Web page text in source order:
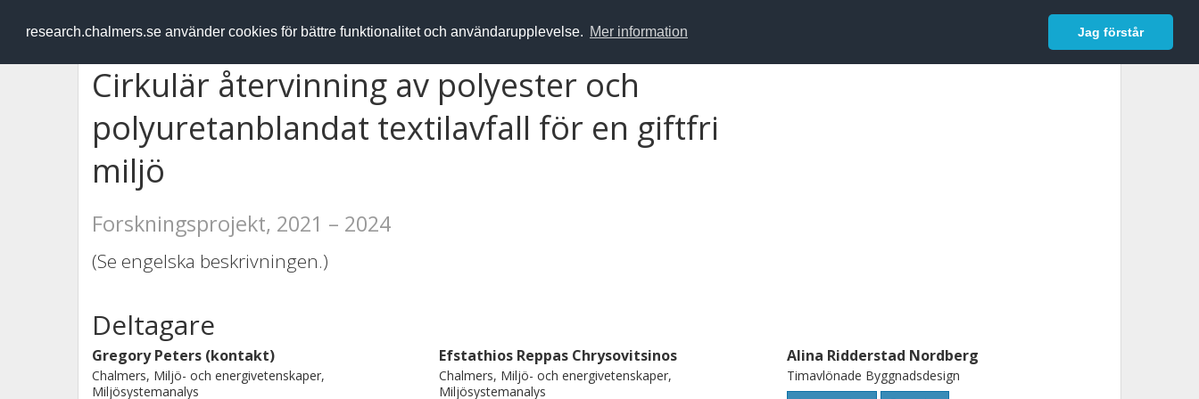
research.chalmers.se använder cookies för bättre funktionalitet och användarupplevelse. Mer information Jag förstår
RESEARCH.chalmers.se Logga in
Cirkulär återvinning av polyester och
polyuretanblandat textilavfall för en giftfri
miljö
Forskningsprojekt, 2021 – 2024
(Se engelska beskrivningen.)
Deltagare
Gregory Peters (kontakt)
Chalmers, Miljö- och energivetenskaper,
Miljösystemanalys
Efstathios Reppas Chrysovitsinos
Chalmers, Miljö- och energivetenskaper,
Miljösystemanalys
Alina Ridderstad Nordberg
Timavlönade Byggnadsdesign